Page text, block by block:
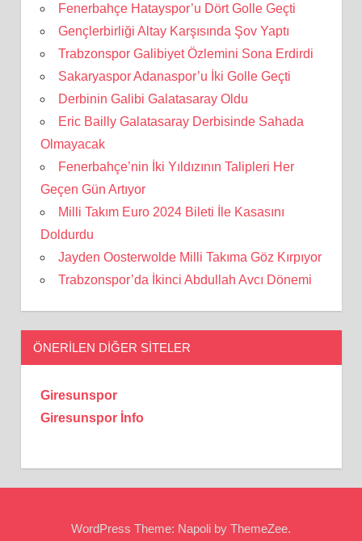
Fenerbahçe Hatayspor’u Dört Golle Geçti
Gençlerbirliği Altay Karşısında Şov Yaptı
Trabzonspor Galibiyet Özlemini Sona Erdirdi
Sakaryaspor Adanaspor’u İki Golle Geçti
Derbinin Galibi Galatasaray Oldu
Eric Bailly Galatasaray Derbisinde Sahada
Olmayacak
Fenerbahçe’nin İki Yıldızının Talipleri Her
Geçen Gün Artıyor
Milli Takım Euro 2024 Bileti İle Kasasını
Doldurdu
Jayden Oosterwolde Milli Takıma Göz Kırpıyor
Trabzonspor’da İkinci Abdullah Avcı Dönemi
ÖNERILEN DIĞER SITELER
Giresunspor
Giresunspor İnfo
WordPress Theme: Napoli by ThemeZee.